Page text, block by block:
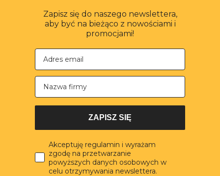
Zapisz się do naszego newslettera,
aby być na bieżąco z nowościami i
promocjami!
Nazwa firmy
ZAPISZ SIĘ
Akceptuję regulamin i wyrażam
zgodę na przetwarzanie
powyższych danych osobowych w
celu otrzymywania newslettera.